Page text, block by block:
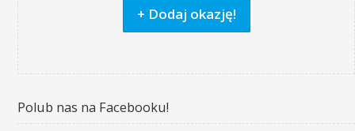
+ Dodaj okazję!
Polub nas na Facebooku!